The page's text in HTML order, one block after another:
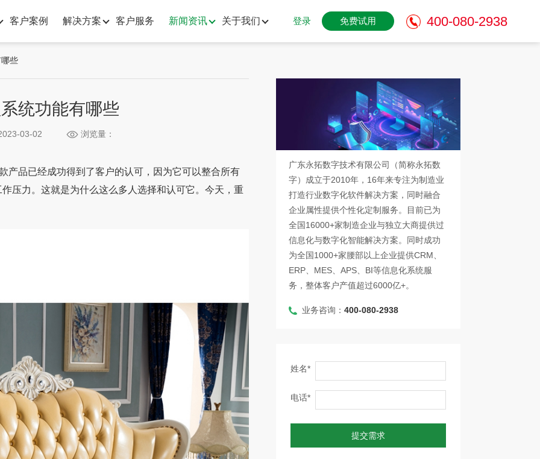
客户案例 解决方案 客户服务 新闻资讯 关于我们 登录 免费试用 400-080-2938
些
统功能有哪些
03-02 浏览量：
品已经成功得到了客户的认可，因为它可以整合所有
压力。这就是为什么这么多人选择和认可它。今天，重
广东永拓数字技术有限公司（简称永拓数
字）成立于2010年，16年来专注为制造业
打造行业数字化软件解决方案，同时融合
企业属性提供个性化定制服务。目前已为
全国16000+家制造企业与独立大商提供过
信息化与数字化智能解决方案。同时成功
为全国1000+家腰部以上企业提供CRM、
ERP、MES、APS、BI等信息化系统服
务，整体客户产值超过6000亿+。
业务咨询：400-080-2938
姓名*
电话*
提交需求